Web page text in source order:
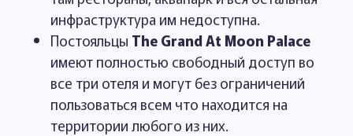
инфраструктура им недоступна.
Постояльцы The Grand At Moon Palace
имеют полностью свободный доступ во
все три отеля и могут без ограничений
пользоваться всем что находится на
территории любого из них.